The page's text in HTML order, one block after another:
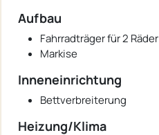
Aufbau
Fahrradträger für 2 Räder
Markise
Inneneinrichtung
Bettverbreiterung
Heizung/Klima